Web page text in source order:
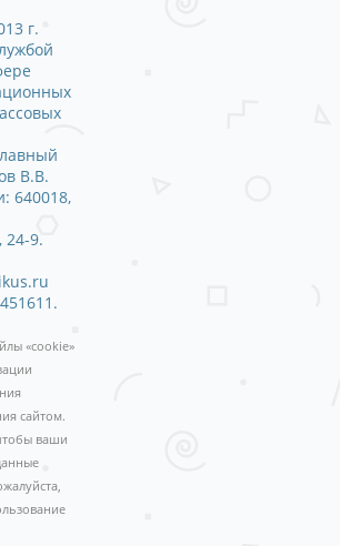
г.
В.В.
640018,
24-9.
«cookie»
сайтом.
ваши